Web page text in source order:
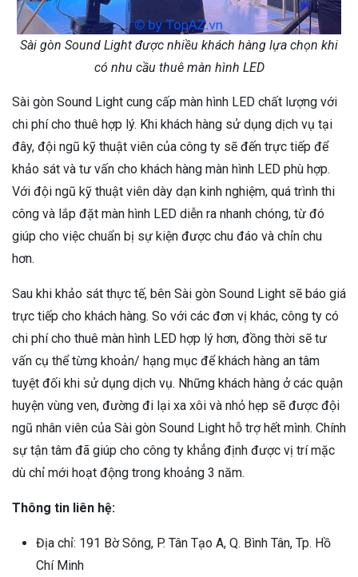
Sài gòn Sound Light được nhiều khách hàng lựa chọn khi
có nhu cầu thuê màn hình LED
Sài gòn Sound Light cung cấp màn hình LED chất lượng với
chi phí cho thuê hợp lý. Khi khách hàng sử dụng dịch vụ tại
đây, đội ngũ kỹ thuật viên của công ty sẽ đến trực tiếp để
khảo sát và tư vấn cho khách hàng màn hình LED phù hợp.
Với đội ngũ kỹ thuật viên dày dạn kinh nghiệm, quá trình thi
công và lắp đặt màn hình LED diễn ra nhanh chóng, từ đó
giúp cho việc chuẩn bị sự kiện được chu đáo và chỉn chu
hơn.
Sau khi khảo sát thực tế, bên Sài gòn Sound Light sẽ báo giá
trực tiếp cho khách hàng. So với các đơn vị khác, công ty có
chi phí cho thuê màn hình LED hợp lý hơn, đồng thời sẽ tư
vấn cụ thể từng khoản/ hạng mục để khách hàng an tâm
tuyệt đối khi sử dụng dịch vụ. Những khách hàng ở các quận
huyện vùng ven, đường đi lại xa xôi và nhỏ hẹp sẽ được đội
ngũ nhân viên của Sài gòn Sound Light hỗ trợ hết mình. Chính
sự tận tâm đã giúp cho công ty khẳng định được vị trí mặc
dù chỉ mới hoạt động trong khoảng 3 năm.
Thông tin liên hệ:
Địa chỉ: 191 Bờ Sông, P. Tân Tạo A, Q. Bình Tân, Tp. Hồ
Chí Minh